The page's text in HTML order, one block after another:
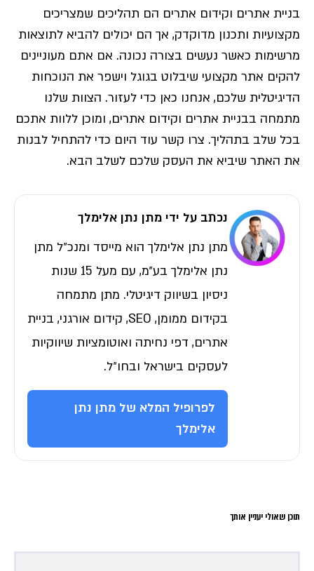
בניית אתרים וקידום אתרים הם תהליכים שמצריכים
מקצועיות ותכנון מדוקדק, אך הם יכולים להביא לתוצאות
מרשימות כאשר נעשים בצורה נכונה. אם אתם מעוניינים
להקים אתר מקצועי שיבלוט בגוגל וישפר את הנוכחות
הדיגיטלית שלכם, אנחנו כאן כדי לעזור. הצוות שלנו
מתמחה בבניית אתרים וקידום אתרים, ומוכן ללוות אתכם
בכל שלב בתהליך. צרו קשר עוד היום כדי להתחיל לבנות
את האתר שיביא את העסק שלכם לשלב הבא.
נכתב על ידי מתן נתן אלימלך
מתן נתן אלימלך הוא מייסד ומנכ״ל מתן
נתן אלימלך בע״מ, עם מעל 15 שנות
ניסיון בשיווק דיגיטלי. מתן מתמחה
בקידום ממומן, SEO, קידום אורגני, בניית
אתרים, דפי נחיתה ואוטומציות שיווקיות
לעסקים בישראל ובחו״ל.
לפרופיל המלא של מתן נתן
אלימלך
תוכן שאולי יעניין אותך